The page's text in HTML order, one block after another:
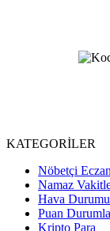
KATEGORİLER
Nöbetçi
Namaz
Hava Durumu
Puan
Kripto Para